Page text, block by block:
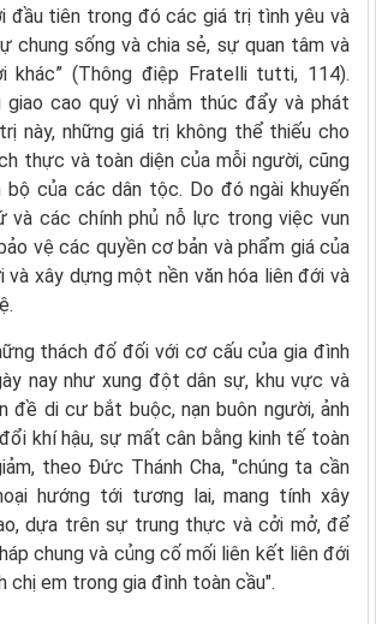
đầu tiên trong đó các giá trị tình yêu và
chung sống và chia sẻ, sự quan tâm và
khác” (Thông điệp Fratelli tutti, 114).
giao cao quý vì nhắm thúc đẩy và phát
này, những giá trị không thể thiếu cho
thực và toàn diện của mỗi người, cũng
của các dân tộc. Do đó ngài khuyến
và các chính phủ nỗ lực trong việc vun
vệ các quyền cơ bản và phẩm giá của
xây dựng một nền văn hóa liên đới và
thách đố đối với cơ cấu của gia đình
nay như xung đột dân sự, khu vực và
đề di cư bắt buộc, nạn buôn người, ảnh
khí hậu, sự mất cân bằng kinh tế toàn
theo Đức Thánh Cha, "chúng ta cần
hướng tới tương lai, mang tính xây
dựa trên sự trung thực và cởi mở, để
chung và củng cố mối liên kết liên đới
chị em trong gia đình toàn cầu".